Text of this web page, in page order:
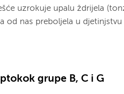
uzrokuje upalu ždrijela
od nas preboljela u djetinjstvu
grupe B, C i G